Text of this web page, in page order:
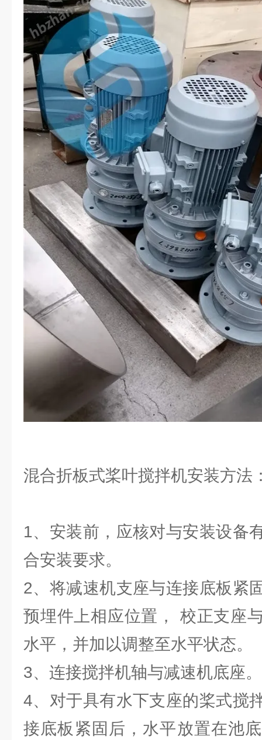
混合折板式桨叶搅拌机安装方法
1、安装前，应核对与安装设备
合安装要求。
2、将减速机支座与连接底板紧
预埋件上相应位置， 校正支座
水平，并加以调整至水平状态。
3、连接搅拌机轴与减速机底座。
4、对于具有水下支座的桨式搅
接底板紧固后，水平放置在池